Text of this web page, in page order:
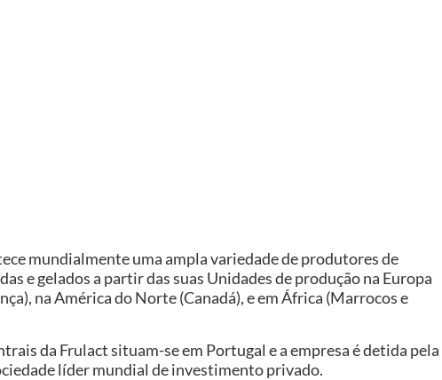
mundialmente uma ampla variedade de produtores de
e gelados a partir das suas Unidades de produção na Europa
na América do Norte (Canadá), e em África (Marrocos e
da Frulact situam-se em Portugal e a empresa é detida pela
líder mundial de investimento privado.